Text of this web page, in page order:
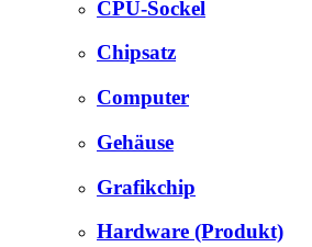
CPU-Sockel
Chipsatz
Computer
Gehäuse
Grafikchip
Hardware (Produkt)